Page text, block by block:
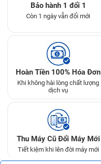
Bảo hành 1 đổi 1
Còn 1 ngày vẫn đổi mới
Hoàn Tiền 100% Hóa Đơn
Khi không hài lòng chất lượng
dịch vụ
Thu Máy Cũ Đổi Máy Mới
Tiết kiệm khi lên đời máy mới